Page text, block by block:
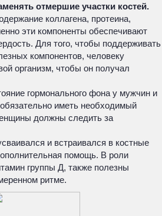
отмершие участки костей.
коллагена, протеина,
эти компоненты обеспечивают
Для того, чтобы поддерживать
компонентов, человеку
организм, чтобы он получал
гормонального фона у мужчин и
иметь необходимый
должны следить за
и встраивался в костные
помощь. В роли
группы Д, также полезны
ритме.